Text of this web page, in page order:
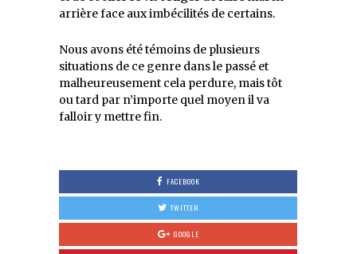
arrière face aux imbécilités de certains.
Nous avons été témoins de plusieurs
situations de ce genre dans le passé et
malheureusement cela perdure, mais tôt
ou tard par n’importe quel moyen il va
falloir y mettre fin.
FACEBOOK
TWITTER
GOOGLE